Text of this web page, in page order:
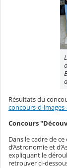
Résultats du
concours-d-
Concours
Dans le cadre de
d’Astronomie et
expliquant le
retrouver ci-